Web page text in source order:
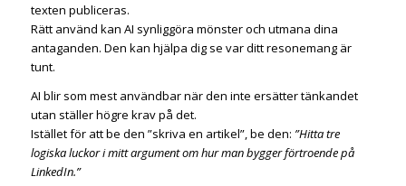
texten publiceras.
Rätt använd kan AI synliggöra mönster och utmana dina
antaganden. Den kan hjälpa dig se var ditt resonemang är
tunt.
AI blir som mest användbar när den inte ersätter tänkandet
utan ställer högre krav på det.
Istället för att be den ”skriva en artikel”, be den: ”Hitta tre
logiska luckor i mitt argument om hur man bygger förtroende på
LinkedIn.”